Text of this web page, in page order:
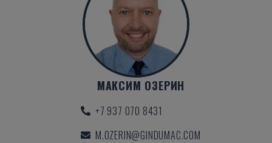
МАКСИМ ОЗЕРИН
+7 937 070 8431
M.OZERIN@GINDUMAC.COM